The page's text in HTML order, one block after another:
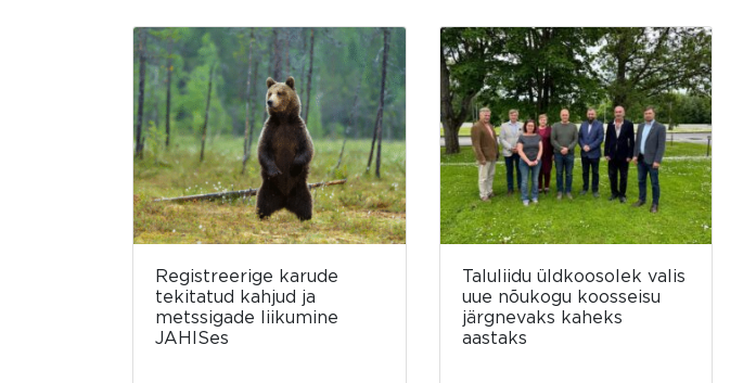
Registreerige karude
tekitatud kahjud ja
metssigade liikumine
JAHISes
Taluliidu üldkoosolek valis
uue nõukogu koosseisu
järgnevaks kaheks
aastaks